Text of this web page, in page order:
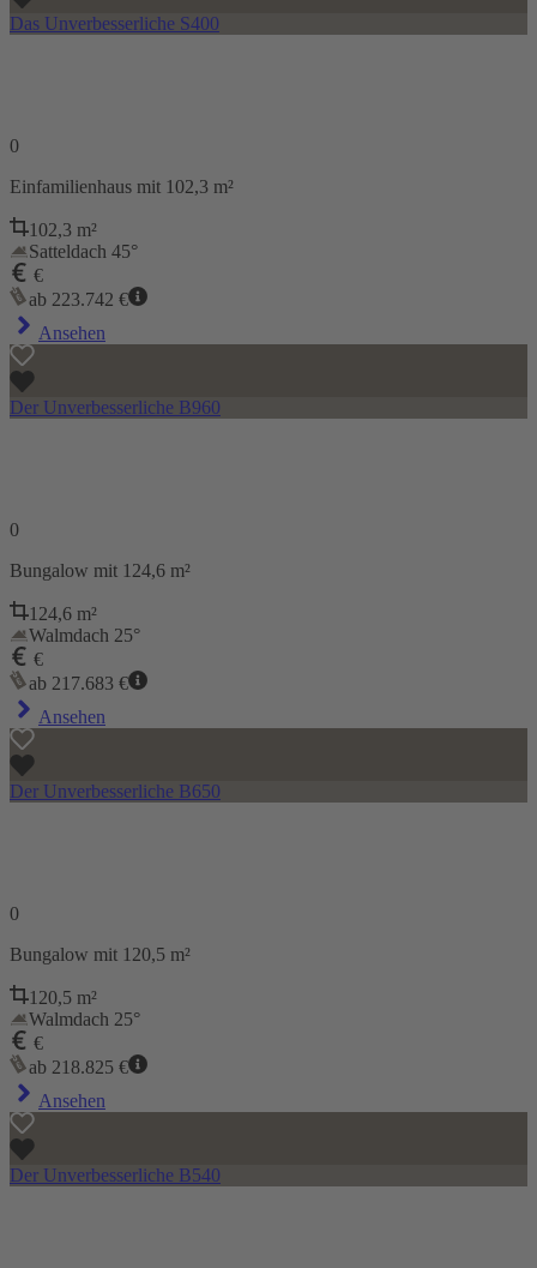
Das Unverbesserliche S400
0
Einfamilienhaus mit 102,3 m²
102,3 m²
Satteldach 45°
€
ab 223.742 €
Ansehen
Der Unverbesserliche B960
0
Bungalow mit 124,6 m²
124,6 m²
Walmdach 25°
€
ab 217.683 €
Ansehen
Der Unverbesserliche B650
0
Bungalow mit 120,5 m²
120,5 m²
Walmdach 25°
€
ab 218.825 €
Ansehen
Der Unverbesserliche B540